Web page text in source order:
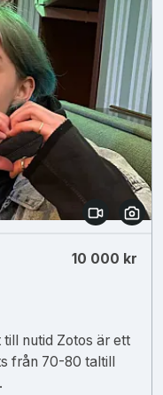
10 000 kr
nutid Zotos är ett
från 70-80 taltill